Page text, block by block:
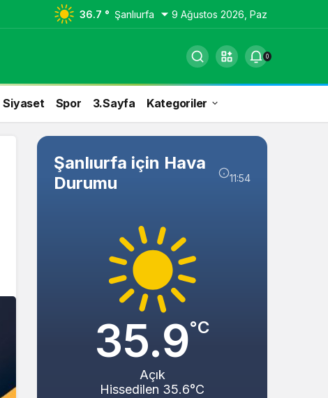
36.7 ° Şanlıurfa 9 Ağustos 2026, Paz
0
Siyaset Spor 3.Sayfa Kategoriler
Şanlıurfa için Hava
Durumu
11:54
35.9°C
Açık
Hissedilen 35.6°C